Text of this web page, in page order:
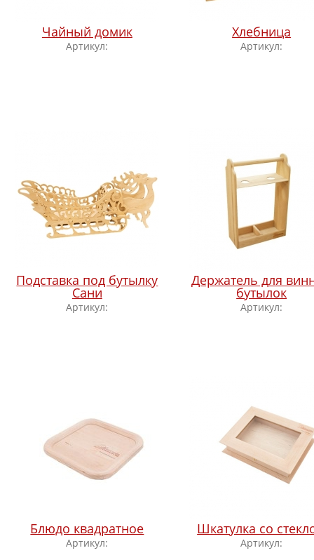
Чайный домик
Артикул:
Хлебница
Артикул:
Подставка под бутылку
Сани
Артикул:
Держатель для
бутылок
Артикул:
Блюдо квадратное
Артикул:
Шкатулка со
Артикул: